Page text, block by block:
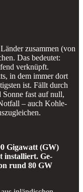
zusammen (von
Das bedeutet:
verknüpft.
in dem immer dort
ist. Fällt durch
fast auf null,
– auch Kohle-
Gi­ga­watt (GW)
in­stal­liert. Ge­
rund 80 GW